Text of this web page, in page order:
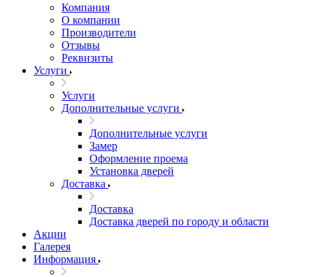
Компания
О компании
Производители
Отзывы
Реквизиты
Услуги
Услуги
Дополнительные услуги
Дополнительные услуги
Замер
Оформление проема
Установка дверей
Доставка
Доставка
Доставка дверей по городу и области
Акции
Галерея
Информация